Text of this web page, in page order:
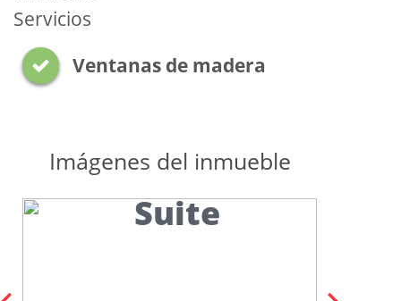
Servicios
Ventanas de madera
Imágenes del inmueble